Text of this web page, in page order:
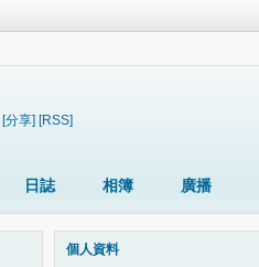
[分享] [RSS]
日誌 相簿 廣播
個人資料